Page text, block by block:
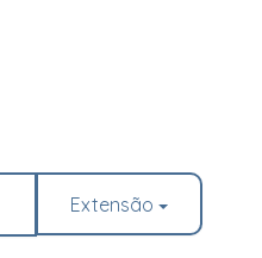
Extensão